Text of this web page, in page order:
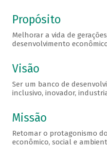
Propósito
Melhorar a vida de
desenvolvimento
Visão
Ser um banco de
inclusivo, inovador,
Missão
Retomar o protagonismo
econômico, social e